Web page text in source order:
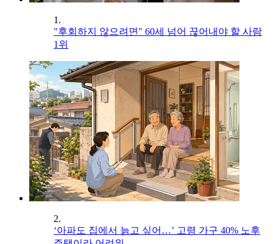
1.
"후회하지 않으려면" 60세 넘어 끊어내야 할 사람
1위
2.
‘아파도 집에서 늙고 싶어…’ 고령 가구 40% 노후